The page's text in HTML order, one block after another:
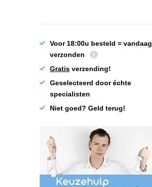
Voor 18:00u besteld = vandaag
verzonden
Gratis verzending!
Geselecteerd door échte
specialisten
Niet goed? Geld terug!